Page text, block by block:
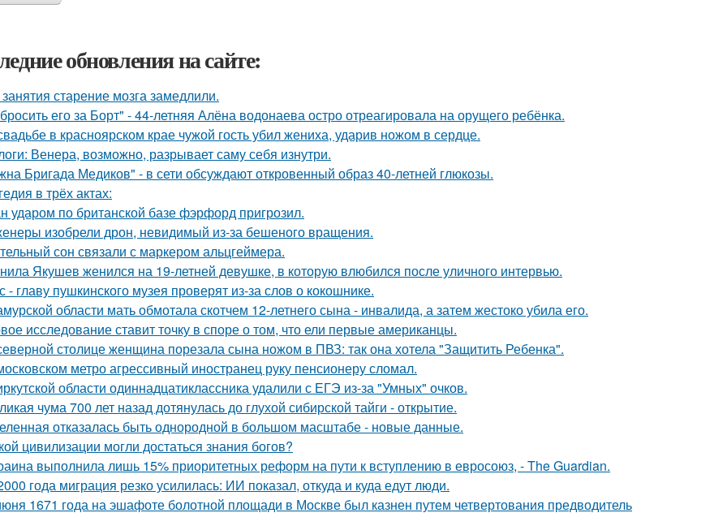
обновления на сайте:
старение мозга замедлили.
его за Борт" - 44-летняя Алёна водонаева остро отреагировала на орущего ребёнка.
в красноярском крае чужой гость убил жениха, ударив ножом в сердце.
Венера, возможно, разрывает саму себя изнутри.
Бригада Медиков" - в сети обсуждают откровенный образ 40-летней глюкозы.
в трёх актах:
ударом по британской базе фэрфорд пригрозил.
изобрели дрон, невидимый из-за бешеного вращения.
сон связали с маркером альцгеймера.
Якушев женился на 19-летней девушке, в которую влюбился после уличного интервью.
- главу пушкинского музея проверят из-за слов о кокошнике.
области мать обмотала скотчем 12-летнего сына - инвалида, а затем жестоко убила его.
исследование ставит точку в споре о том, что ели первые американцы.
столице женщина порезала сына ножом в ПВЗ: так она хотела "Защитить Ребенка".
метро агрессивный иностранец руку пенсионеру сломал.
области одиннадцатиклассника удалили с ЕГЭ из-за "Умных" очков.
чума 700 лет назад дотянулась до глухой сибирской тайги - открытие.
отказалась быть однородной в большом масштабе - новые данные.
цивилизации могли достаться знания богов?
выполнила лишь 15% приоритетных реформ на пути к вступлению в евросоюз, - The Guardian.
года миграция резко усилилась: ИИ показал, откуда и куда едут люди.
1671 года на эшафоте болотной площади в Москве был казнен путем четвертования предводитель